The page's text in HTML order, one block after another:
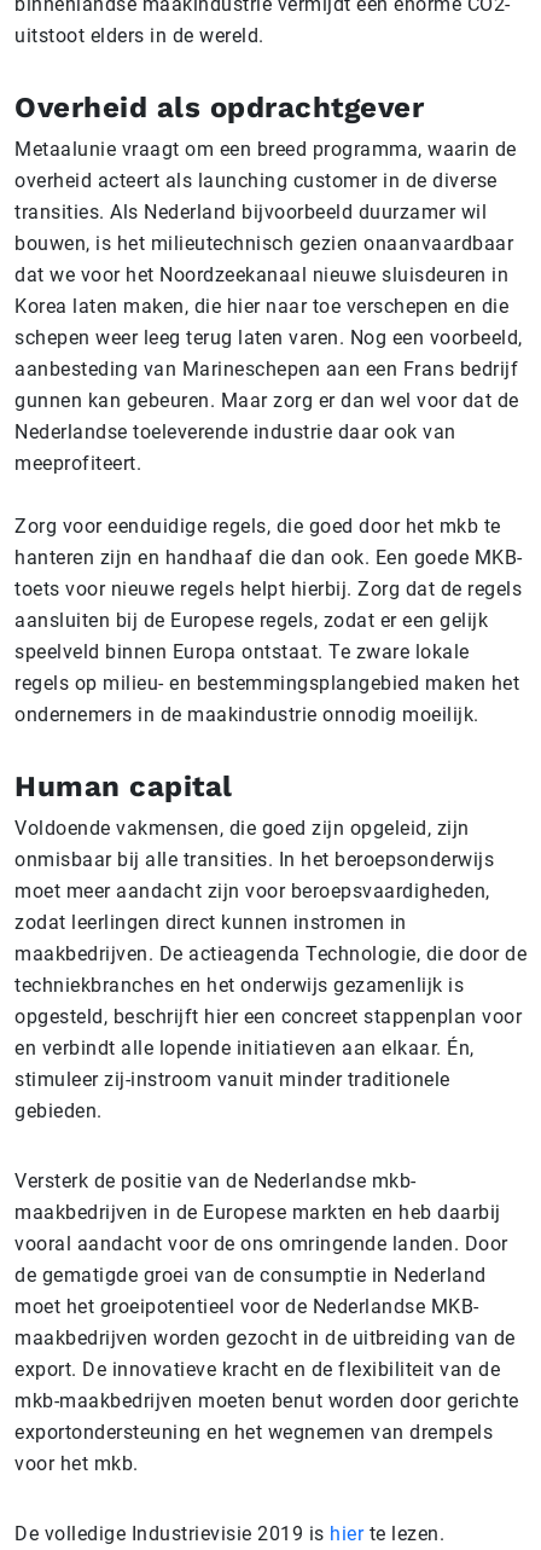
uitstoot elders in de wereld.
Overheid als opdrachtgever
Metaalunie vraagt om een breed programma, waarin de
overheid acteert als launching customer in de diverse
transities. Als Nederland bijvoorbeeld duurzamer wil
bouwen, is het milieutechnisch gezien onaanvaardbaar
dat we voor het Noordzeekanaal nieuwe sluisdeuren in
Korea laten maken, die hier naar toe verschepen en die
schepen weer leeg terug laten varen. Nog een voorbeeld,
aanbesteding van Marineschepen aan een Frans bedrijf
gunnen kan gebeuren. Maar zorg er dan wel voor dat de
Nederlandse toeleverende industrie daar ook van
meeprofiteert.
Zorg voor eenduidige regels, die goed door het mkb te
hanteren zijn en handhaaf die dan ook. Een goede MKB-
toets voor nieuwe regels helpt hierbij. Zorg dat de regels
aansluiten bij de Europese regels, zodat er een gelijk
speelveld binnen Europa ontstaat. Te zware lokale
regels op milieu- en bestemmingsplangebied maken het
ondernemers in de maakindustrie onnodig moeilijk.
Human capital
Voldoende vakmensen, die goed zijn opgeleid, zijn
onmisbaar bij alle transities. In het beroepsonderwijs
moet meer aandacht zijn voor beroepsvaardigheden,
zodat leerlingen direct kunnen instromen in
maakbedrijven. De actieagenda Technologie, die door de
techniekbranches en het onderwijs gezamenlijk is
opgesteld, beschrijft hier een concreet stappenplan voor
en verbindt alle lopende initiatieven aan elkaar. Én,
stimuleer zij-instroom vanuit minder traditionele
gebieden.
Versterk de positie van de Nederlandse mkb-
maakbedrijven in de Europese markten en heb daarbij
vooral aandacht voor de ons omringende landen. Door
de gematigde groei van de consumptie in Nederland
moet het groeipotentieel voor de Nederlandse MKB-
maakbedrijven worden gezocht in de uitbreiding van de
export. De innovatieve kracht en de flexibiliteit van de
mkb-maakbedrijven moeten benut worden door gerichte
exportondersteuning en het wegnemen van drempels
voor het mkb.
De volledige Industrievisie 2019 is hierte lezen.